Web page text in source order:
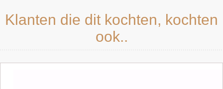
Klanten die dit kochten, kochten
ook..